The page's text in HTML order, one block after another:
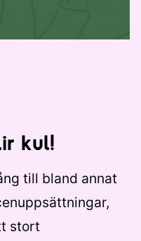
kul!
till bland annat
stort